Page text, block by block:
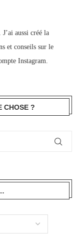
aussi créé la
et conseils sur le
Instagram.
CHOSE ?